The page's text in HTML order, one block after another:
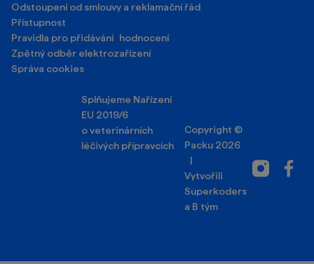
Odstoupení od smlouvy a reklamační řád
Přístupnost
Pravidla pro přidávání hodnocení
Zpětný odběr elektrozařízení
Správa cookies
Splňujeme Nařízení
EU 2019/6
o veterinárních
léčivých přípravcích
Copyright ©
Packu 2026
|
Vytvořili
Superkoders
a B tým
Instagram